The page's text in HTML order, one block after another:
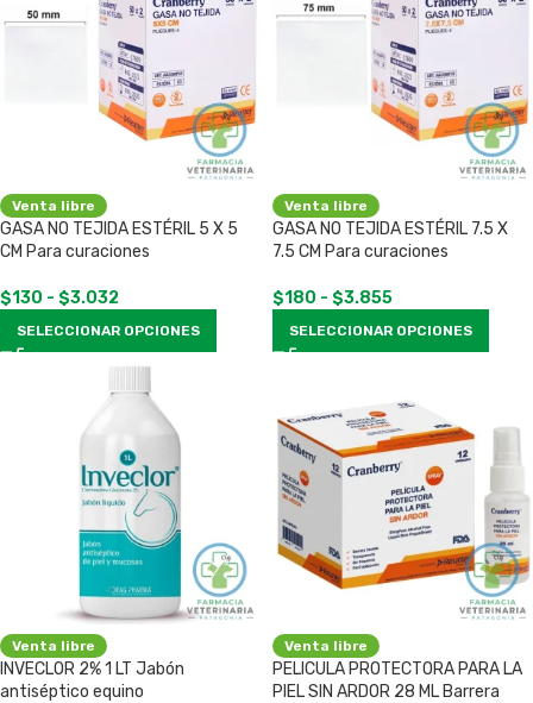
Venta libre
GASA NO TEJIDA ESTÉRIL 5 X 5
CM Para curaciones
$130 - $3.032
SELECCIONAR OPCIONES
Venta libre
GASA NO TEJIDA ESTÉRIL 7.5 X
7.5 CM Para curaciones
$180 - $3.855
SELECCIONAR OPCIONES
Venta libre
INVECLOR 2% 1 LT Jabón
antiséptico equino
Venta libre
PELICULA PROTECTORA PARA LA
PIEL SIN ARDOR 28 ML Barrera